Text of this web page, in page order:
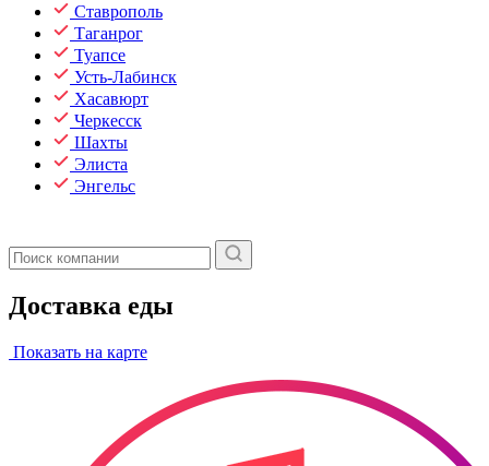
Ставрополь
Таганрог
Туапсе
Усть-Лабинск
Хасавюрт
Черкесск
Шахты
Элиста
Энгельс
Доставка еды
Показать на карте